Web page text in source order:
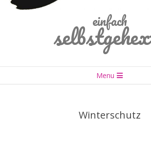
einfach
Navigation
Menu
Winterschutz